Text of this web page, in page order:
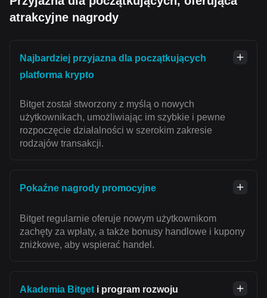
atrakcyjne nagrody
Najbardziej przyjazna dla początkujących
platforma krypto
Bitget został stworzony z myślą o nowych
użytkownikach, umożliwiając im szybkie i pewne
rozpoczęcie działalności w szerokim zakresie
rodzajów transakcji.
Pokaźne nagrody promocyjne
Bitget regularnie oferuje nowym użytkownikom
zachęty za wpłaty, a także bonusy handlowe i kupony
zniżkowe, aby wspierać handel.
Akademia Bitget i program rozwoju